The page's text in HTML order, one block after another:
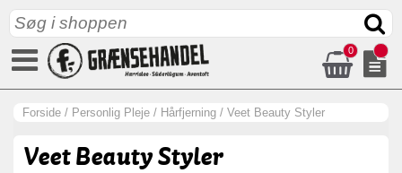
0
Forside / Personlig Pleje / Hårfjerning / Veet Beauty Styler
Veet Beauty Styler